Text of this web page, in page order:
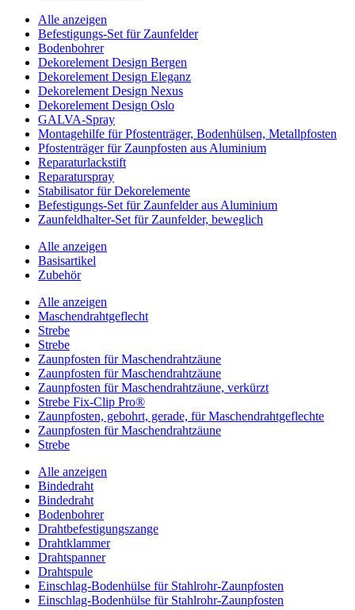
Alle anzeigen
Befestigungs-Set für Zaunfelder
Bodenbohrer
Dekorelement Design Bergen
Dekorelement Design Eleganz
Dekorelement Design Nexus
Dekorelement Design Oslo
GALVA-Spray
Montagehilfe für Pfostenträger, Bodenhülsen, Metallpfosten
Pfostenträger für Zaunpfosten aus Aluminium
Reparaturlackstift
Reparaturspray
Stabilisator für Dekorelemente
Befestigungs-Set für Zaunfelder aus Aluminium
Zaunfeldhalter-Set für Zaunfelder, beweglich
Alle anzeigen
Basisartikel
Zubehör
Alle anzeigen
Maschendrahtgeflecht
Strebe
Strebe
Zaunpfosten für Maschendrahtzäune
Zaunpfosten für Maschendrahtzäune
Zaunpfosten für Maschendrahtzäune, verkürzt
Strebe Fix-Clip Pro®
Zaunpfosten, gebohrt, gerade, für Maschendrahtgeflechte
Zaunpfosten für Maschendrahtzäune
Strebe
Alle anzeigen
Bindedraht
Bindedraht
Bodenbohrer
Drahtbefestigungszange
Drahtklammer
Drahtspanner
Drahtspule
Einschlag-Bodenhülse für Stahlrohr-Zaunpfosten
Einschlag-Bodenhülse für Stahlrohr-Zaunpfosten